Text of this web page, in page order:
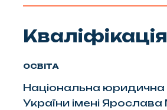
Кваліфікація
ОСВІТА
Національна юридична
України імені